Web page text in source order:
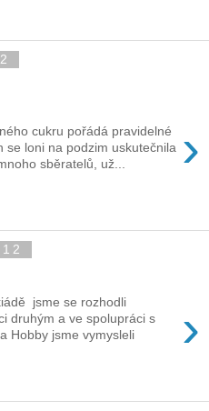
›
cukru pořádá pravidelné
se loni na podzim uskutečnila
sběratelů, už...
›
jsme se rozhodli
druhým a ve spolupráci s
Hobby jsme vymysleli